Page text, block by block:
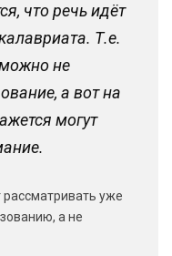
что речь идёт
Т.е.
не
а вот на
могут
уже
а не